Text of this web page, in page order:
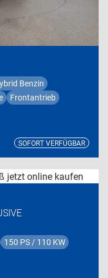
Benzin
Frontantrieb
SOFORT VERFÜGBAR
150 PS / 110 KW